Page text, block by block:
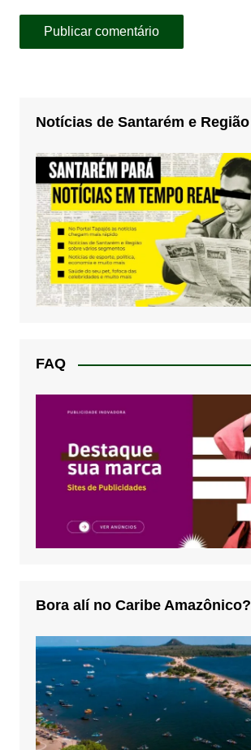
Notícias de Santarém e Região
FAQ
Bora alí no Caribe Amazônico?